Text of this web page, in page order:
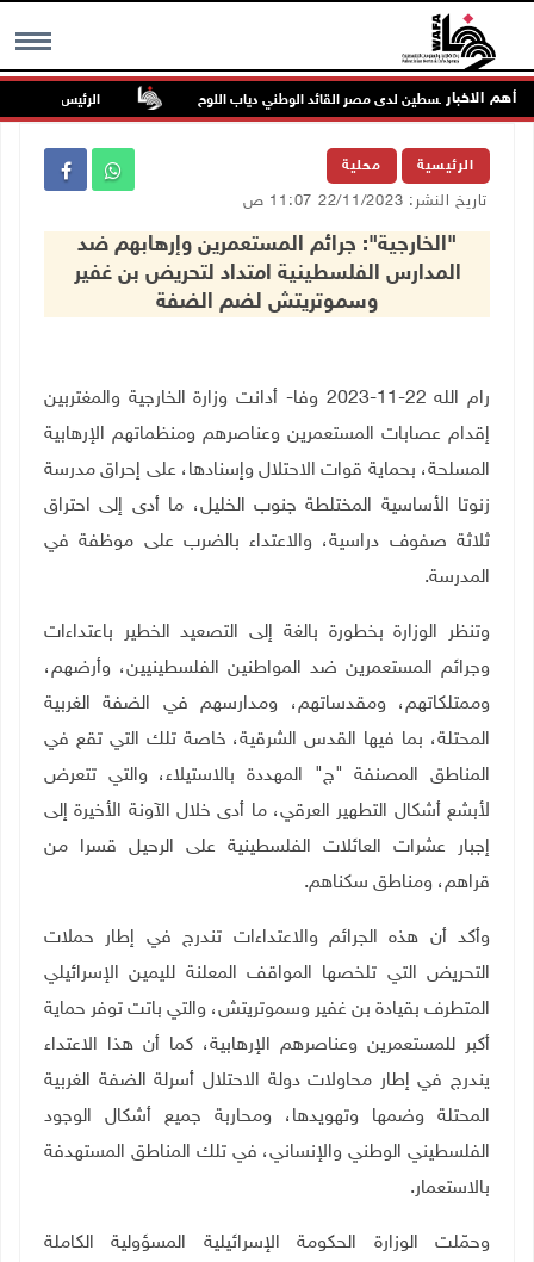
MENU أهم الاخبار
وفاة سفير فلسطين لدى مصر القائد الوطني دياب اللوح الرئيس ينعى سفير
الرئيسية محلية
تاريخ النشر: 22/11/2023 11:07 ص
"الخارجية": جرائم المستعمرين وإرهابهم ضد
المدارس الفلسطينية امتداد لتحريض بن غفير
وسموتريتش لضم الضفة
رام الله 22-11-2023 وفا- أدانت وزارة الخارجية والمغتربين
إقدام عصابات المستعمرين وعناصرهم ومنظماتهم الإرهابية
المسلحة، بحماية قوات الاحتلال وإسنادها، على إحراق مدرسة
زنوتا الأساسية المختلطة جنوب الخليل، ما أدى إلى احتراق
ثلاثة صفوف دراسية، والاعتداء بالضرب على موظفة في
المدرسة.
وتنظر الوزارة بخطورة بالغة إلى التصعيد الخطير باعتداءات
وجرائم المستعمرين ضد المواطنين الفلسطينيين، وأرضهم،
وممتلكاتهم، ومقدساتهم، ومدارسهم في الضفة الغربية
المحتلة، بما فيها القدس الشرقية، خاصة تلك التي تقع في
المناطق المصنفة "ج" المهددة بالاستيلاء، والتي تتعرض
لأبشع أشكال التطهير العرقي، ما أدى خلال الآونة الأخيرة إلى
إجبار عشرات العائلات الفلسطينية على الرحيل قسرا من
قراهم، ومناطق سكناهم.
وأكد أن هذه الجرائم والاعتداءات تندرج في إطار حملات
التحريض التي تلخصها المواقف المعلنة لليمين الإسرائيلي
المتطرف بقيادة بن غفير وسموتريتش، والتي باتت توفر حماية
أكبر للمستعمرين وعناصرهم الإرهابية، كما أن هذا الاعتداء
يندرج في إطار محاولات دولة الاحتلال أسرلة الضفة الغربية
المحتلة وضمها وتهويدها، ومحاربة جميع أشكال الوجود
الفلسطيني الوطني والإنساني، في تلك المناطق المستهدفة
بالاستعمار.
وحمّلت الوزارة الحكومة الإسرائيلية المسؤولية الكاملة